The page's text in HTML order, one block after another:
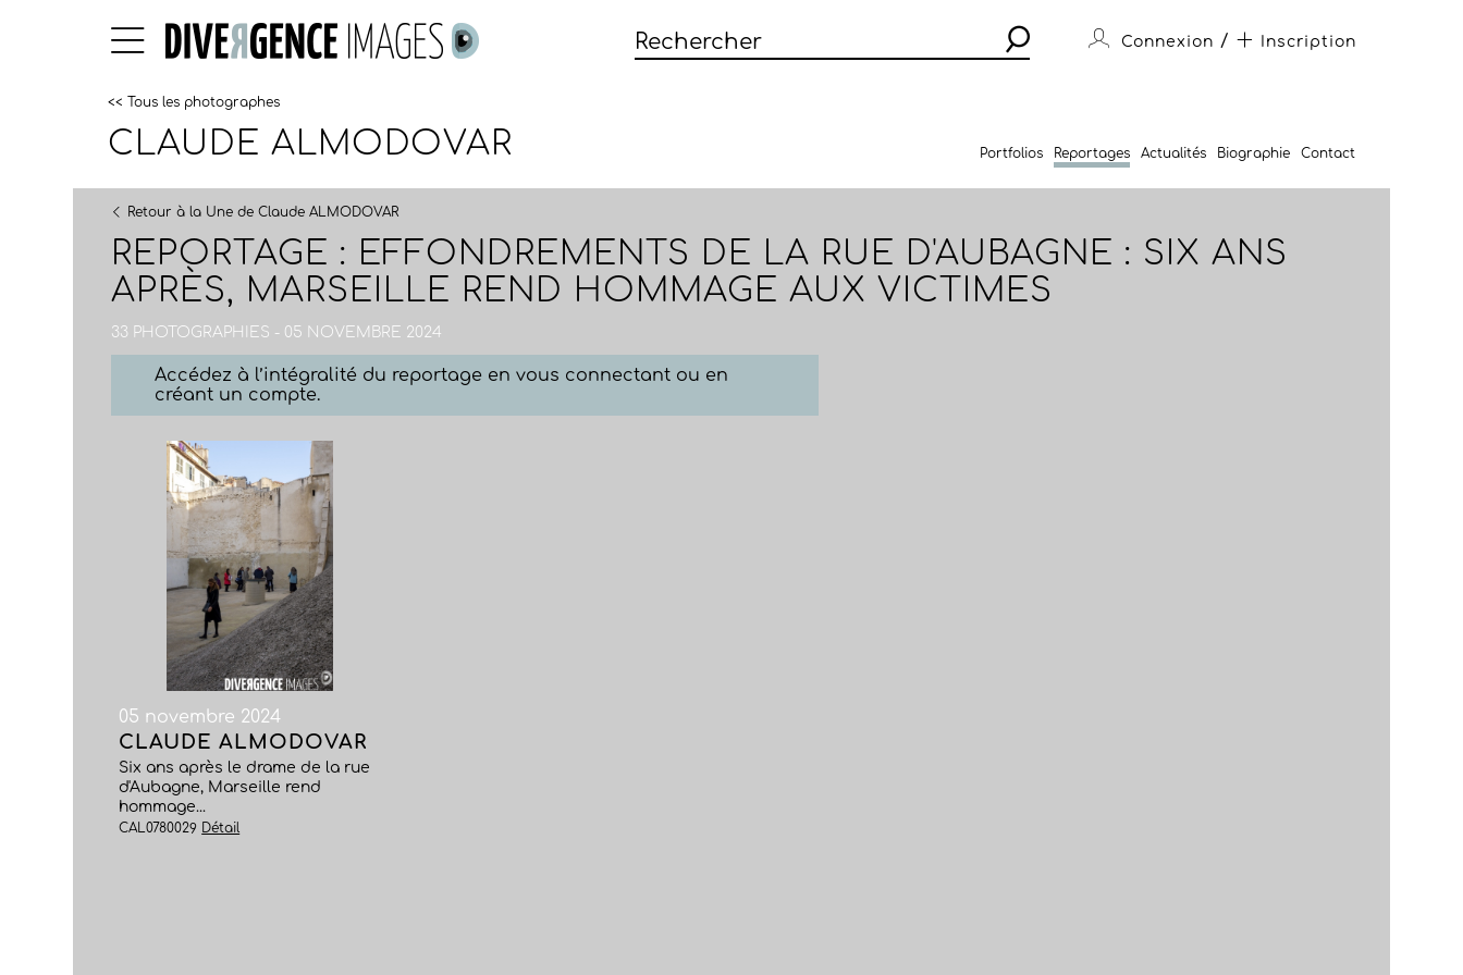
Connexion / Inscription
<< Tous les photographes
CLAUDE ALMODOVAR Portfolios Reportages Actualités Biographie Contact
Retour à la Une de Claude ALMODOVAR
REPORTAGE : EFFONDREMENTS DE LA RUE D'AUBAGNE : SIX ANS
APRÈS, MARSEILLE REND HOMMAGE AUX VICTIMES
33 PHOTOGRAPHIES - 05 NOVEMBRE 2024
Accédez à l’intégralité du reportage en vous connectant ou en
créant un compte.
05 novembre 2024
CLAUDE ALMODOVAR
Six ans après le drame de la rue
d'Aubagne, Marseille rend
hommage...
CAL0780029 Détail